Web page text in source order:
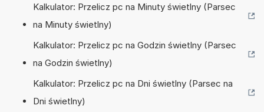
Kalkulator: Przelicz pc na Minuty świetlny (Parsec
na Minuty świetlny)
Kalkulator: Przelicz pc na Godzin świetlny (Parsec
na Godzin świetlny)
Kalkulator: Przelicz pc na Dni świetlny (Parsec na
Dni świetlny)